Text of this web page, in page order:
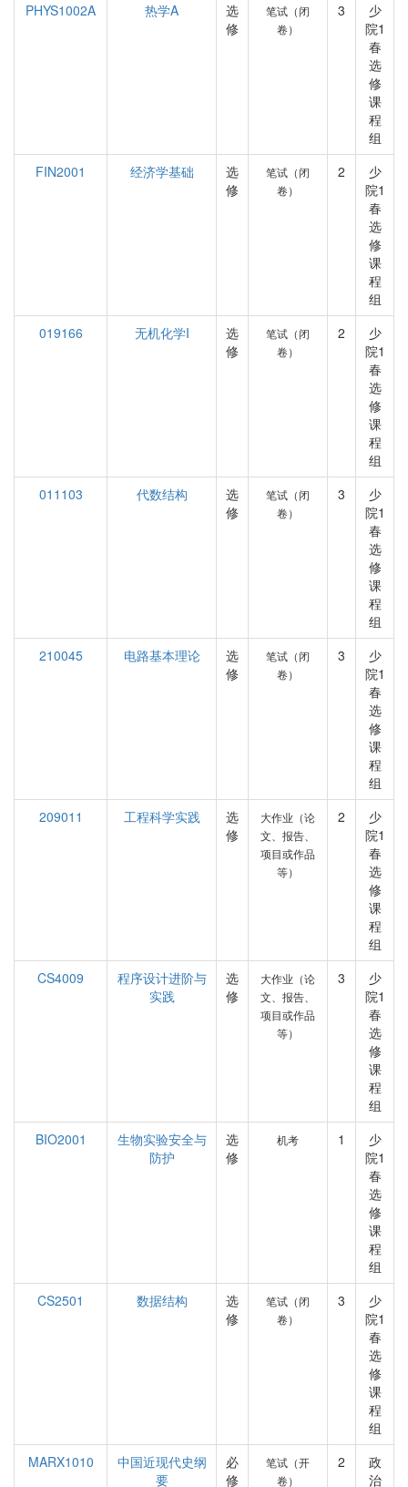
PHYS1002A
热学A
选
修
笔试（闭
卷）
3
少
院1
春
选
修
课
程
组
FIN2001
经济学基础
选
修
笔试（闭
卷）
2
少
院1
春
选
修
课
程
组
019166
无机化学I
选
修
笔试（闭
卷）
2
少
院1
春
选
修
课
程
组
011103
代数结构
选
修
笔试（闭
卷）
3
少
院1
春
选
修
课
程
组
210045
电路基本理论
选
修
笔试（闭
卷）
3
少
院1
春
选
修
课
程
组
209011
工程科学实践
选
修
大作业（论
文、报告、
项目或作品
等）
2
少
院1
春
选
修
课
程
组
CS4009
程序设计进阶与
实践
选
修
大作业（论
文、报告、
项目或作品
等）
3
少
院1
春
选
修
课
程
组
BIO2001
生物实验安全与
防护
选
修
机考 1
少
院1
春
选
修
课
程
组
CS2501
数据结构
选
修
笔试（闭
卷）
3
少
院1
春
选
修
课
程
组
MARX1010
中国近现代史纲
要
必
修
笔试（开
卷）
2
政
治